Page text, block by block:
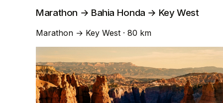
Marathon → Bahia Honda → Key West
Marathon → Key West · 80 km